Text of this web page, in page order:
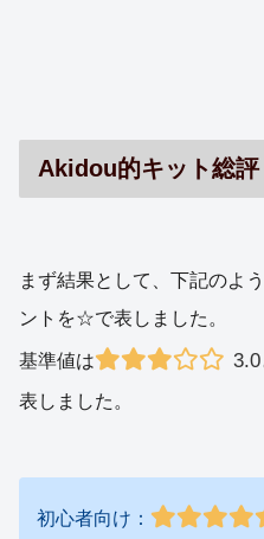
Akidou的キット総評
まず結果として、下記のよ
ントを☆で表しました。
基準値は 3.0
表しました。
初心者向け：